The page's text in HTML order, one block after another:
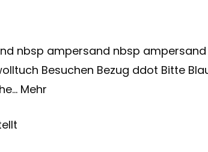
nbsp ampersand nbsp
Besuchen Bezug ddot Bitte
Mehr